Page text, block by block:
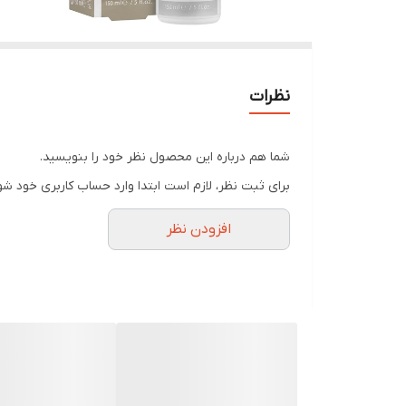
نظرات
شما هم درباره این محصول نظر خود را بنویسید.
برای ثبت نظر، لازم است ابتدا وارد حساب کاربری خود
افزودن نظر